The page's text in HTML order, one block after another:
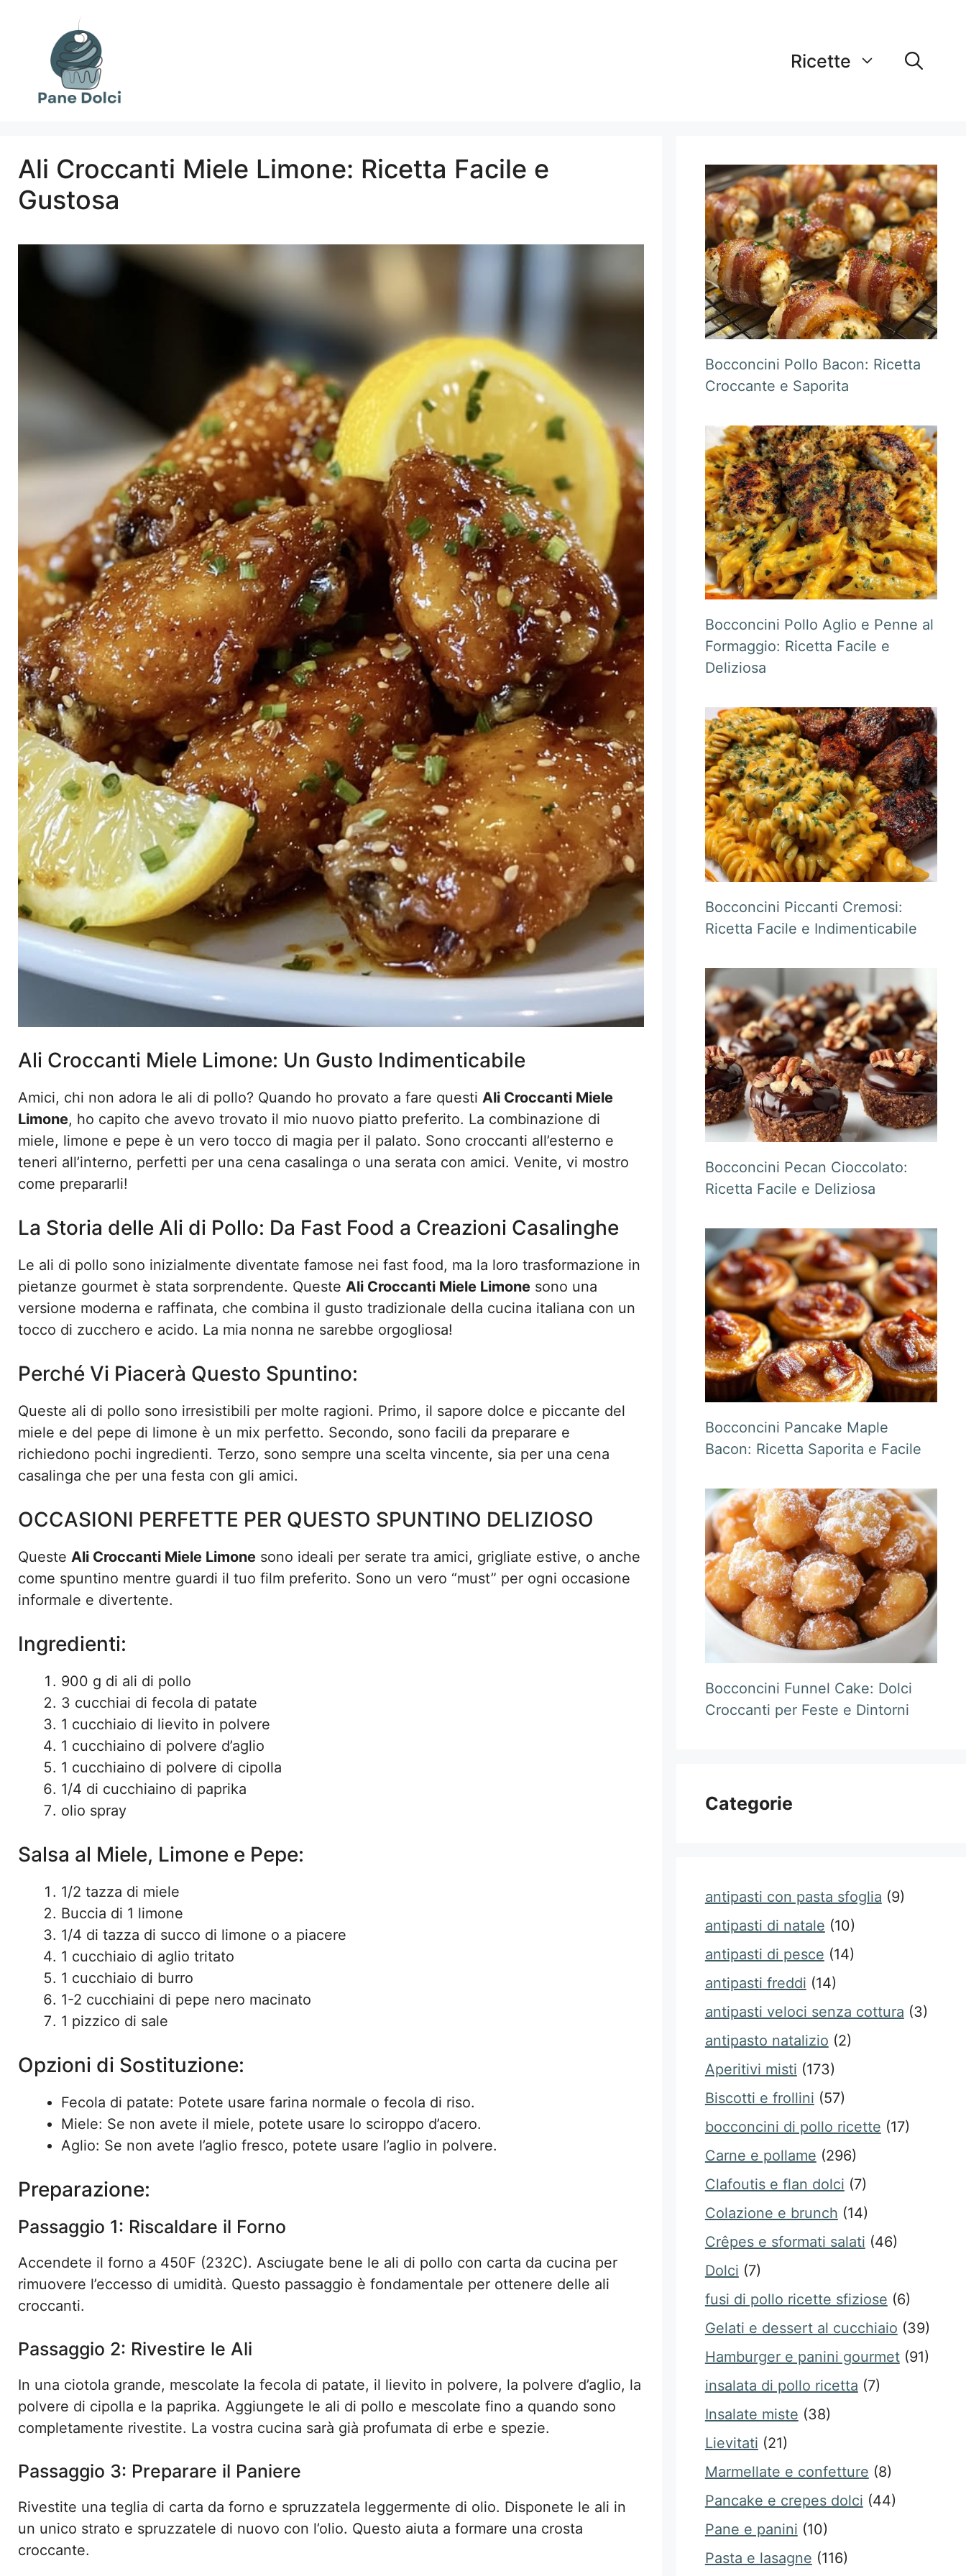
contenuto
Ricette
Ali Croccanti Miele Limone: Ricetta Facile e
Gustosa
Ali Croccanti Miele Limone: Un Gusto Indimenticabile
Amici, chi non adora le ali di pollo? Quando ho provato a fare questi Ali Croccanti Miele
Limone, ho capito che avevo trovato il mio nuovo piatto preferito. La combinazione di
miele, limone e pepe è un vero tocco di magia per il palato. Sono croccanti all’esterno e
teneri all’interno, perfetti per una cena casalinga o una serata con amici. Venite, vi mostro
come prepararli!
La Storia delle Ali di Pollo: Da Fast Food a Creazioni Casalinghe
Le ali di pollo sono inizialmente diventate famose nei fast food, ma la loro trasformazione in
pietanze gourmet è stata sorprendente. Queste Ali Croccanti Miele Limone sono una
versione moderna e raffinata, che combina il gusto tradizionale della cucina italiana con un
tocco di zucchero e acido. La mia nonna ne sarebbe orgogliosa!
Perché Vi Piacerà Questo Spuntino:
Queste ali di pollo sono irresistibili per molte ragioni. Primo, il sapore dolce e piccante del
miele e del pepe di limone è un mix perfetto. Secondo, sono facili da preparare e
richiedono pochi ingredienti. Terzo, sono sempre una scelta vincente, sia per una cena
casalinga che per una festa con gli amici.
OCCASIONI PERFETTE PER QUESTO SPUNTINO DELIZIOSO
Queste Ali Croccanti Miele Limone sono ideali per serate tra amici, grigliate estive, o anche
come spuntino mentre guardi il tuo film preferito. Sono un vero “must” per ogni occasione
informale e divertente.
Ingredienti:
900 g di ali di pollo
3 cucchiai di fecola di patate
1 cucchiaio di lievito in polvere
1 cucchiaino di polvere d’aglio
1 cucchiaino di polvere di cipolla
1/4 di cucchiaino di paprika
olio spray
Salsa al Miele, Limone e Pepe:
1/2 tazza di miele
Buccia di 1 limone
1/4 di tazza di succo di limone o a piacere
1 cucchiaio di aglio tritato
1 cucchiaio di burro
1-2 cucchiaini di pepe nero macinato
1 pizzico di sale
Opzioni di Sostituzione:
Fecola di patate: Potete usare farina normale o fecola di riso.
Miele: Se non avete il miele, potete usare lo sciroppo d’acero.
Aglio: Se non avete l’aglio fresco, potete usare l’aglio in polvere.
Preparazione:
Passaggio 1: Riscaldare il Forno
Accendete il forno a 450F (232C). Asciugate bene le ali di pollo con carta da cucina per
rimuovere l’eccesso di umidità. Questo passaggio è fondamentale per ottenere delle ali
croccanti.
Passaggio 2: Rivestire le Ali
In una ciotola grande, mescolate la fecola di patate, il lievito in polvere, la polvere d’aglio, la
polvere di cipolla e la paprika. Aggiungete le ali di pollo e mescolate fino a quando sono
completamente rivestite. La vostra cucina sarà già profumata di erbe e spezie.
Passaggio 3: Preparare il Paniere
Rivestite una teglia di carta da forno e spruzzatela leggermente di olio. Disponete le ali in
un unico strato e spruzzatele di nuovo con l’olio. Questo aiuta a formare una crosta
croccante.
Bocconcini Pollo Bacon: Ricetta
Croccante e Saporita
Bocconcini Pollo Aglio e Penne al
Formaggio: Ricetta Facile e
Deliziosa
Bocconcini Piccanti Cremosi:
Ricetta Facile e Indimenticabile
Bocconcini Pecan Cioccolato:
Ricetta Facile e Deliziosa
Bocconcini Pancake Maple
Bacon: Ricetta Saporita e Facile
Bocconcini Funnel Cake: Dolci
Croccanti per Feste e Dintorni
Categorie
antipasti con pasta sfoglia (9)
antipasti di natale (10)
antipasti di pesce (14)
antipasti freddi (14)
antipasti veloci senza cottura (3)
antipasto natalizio (2)
Aperitivi misti (173)
Biscotti e frollini (57)
bocconcini di pollo ricette (17)
Carne e pollame (296)
Clafoutis e flan dolci (7)
Colazione e brunch (14)
Crêpes e sformati salati (46)
Dolci (7)
fusi di pollo ricette sfiziose (6)
Gelati e dessert al cucchiaio (39)
Hamburger e panini gourmet(91)
insalata di pollo ricetta (7)
Insalate miste (38)
Lievitati (21)
Marmellate e confetture (8)
Pancake e crepes dolci (44)
Pane e panini (10)
Pasta e lasagne (116)